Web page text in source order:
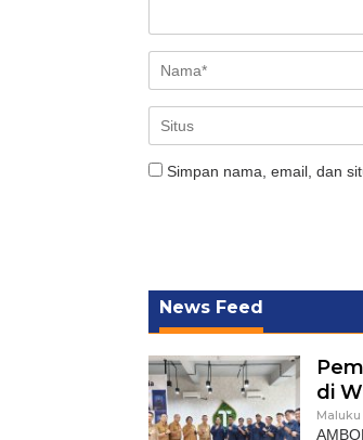
Simpan nama, email, dan
News Feed
di
Maluku